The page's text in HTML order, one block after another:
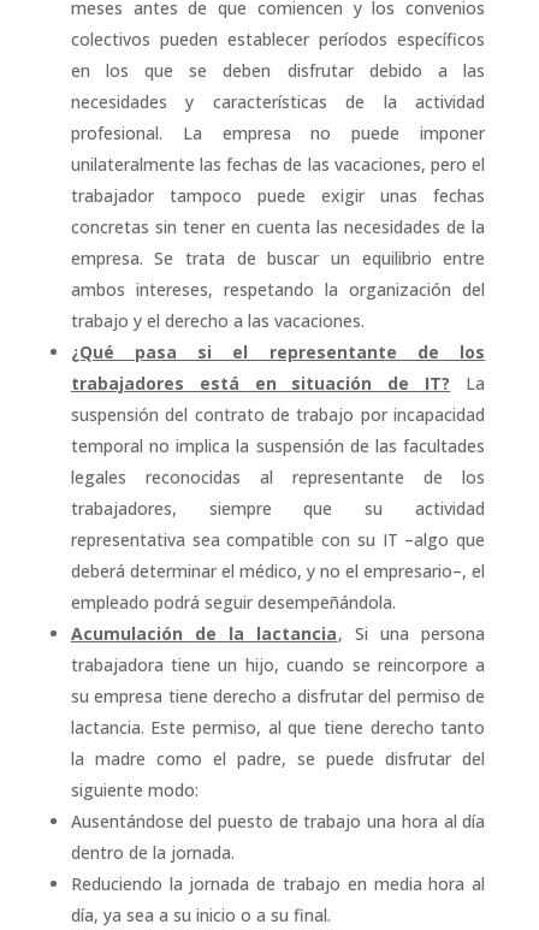
meses antes de que comiencen y los convenios
colectivos pueden establecer períodos específicos
en los que se deben disfrutar debido a las
necesidades y características de la actividad
profesional. La empresa no puede imponer
unilateralmente las fechas de las vacaciones, pero el
trabajador tampoco puede exigir unas fechas
concretas sin tener en cuenta las necesidades de la
empresa. Se trata de buscar un equilibrio entre
ambos intereses, respetando la organización del
trabajo y el derecho a las vacaciones.
¿Qué pasa si el representante de los
trabajadores está en situación de IT? La
suspensión del contrato de trabajo por incapacidad
temporal no implica la suspensión de las facultades
legales reconocidas al representante de los
trabajadores, siempre que su actividad
representativa sea compatible con su IT –algo que
deberá determinar el médico, y no el empresario–, el
empleado podrá seguir desempeñándola.
Acumulación de la lactancia, Si una persona
trabajadora tiene un hijo, cuando se reincorpore a
su empresa tiene derecho a disfrutar del permiso de
lactancia. Este permiso, al que tiene derecho tanto
la madre como el padre, se puede disfrutar del
siguiente modo:
Ausentándose del puesto de trabajo una hora al día
dentro de la jornada.
Reduciendo la jornada de trabajo en media hora al
día, ya sea a su inicio o a su final.